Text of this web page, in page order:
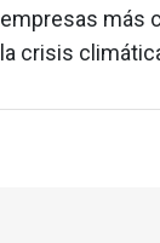
empresas más
la crisis